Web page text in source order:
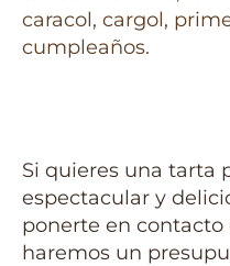
Si quieres una tarta
espectacular y
ponerte en contacto
haremos un